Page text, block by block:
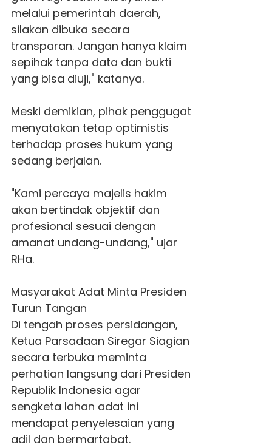
melalui pemerintah daerah,
silakan dibuka secara
transparan. Jangan hanya klaim
sepihak tanpa data dan bukti
yang bisa diuji," katanya.
Meski demikian, pihak penggugat
menyatakan tetap optimistis
terhadap proses hukum yang
sedang berjalan.
"Kami percaya majelis hakim
akan bertindak objektif dan
profesional sesuai dengan
amanat undang-undang," ujar
RHa.
Masyarakat Adat Minta Presiden
Turun Tangan
Di tengah proses persidangan,
Ketua Parsadaan Siregar Siagian
secara terbuka meminta
perhatian langsung dari Presiden
Republik Indonesia agar
sengketa lahan adat ini
mendapat penyelesaian yang
adil dan bermartabat.